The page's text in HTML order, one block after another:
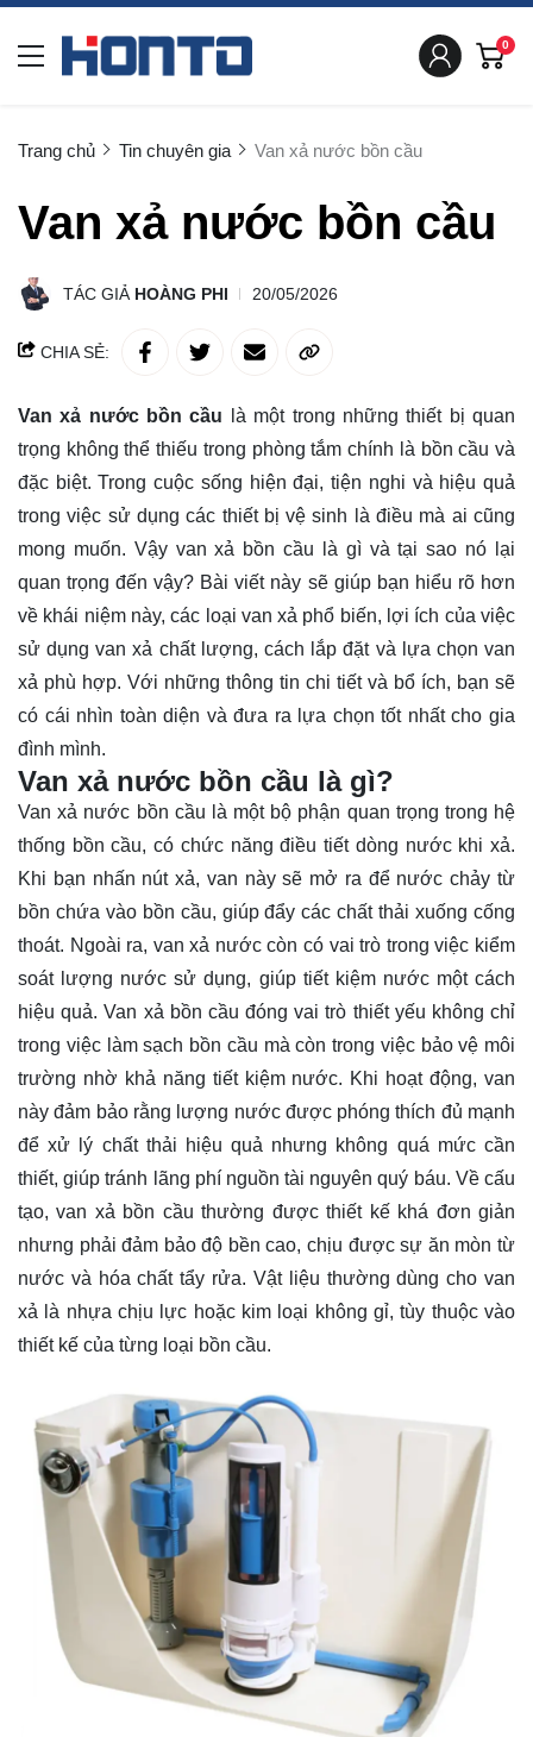
0
Trang chủ Tin chuyên gia Van xả nước bồn cầu
Van xả nước bồn cầu
TÁC GIẢ HOÀNG PHI 20/05/2026
CHIA SẺ:
Van xả nước bồn cầu là một trong những thiết bị quan
trọng không thể thiếu trong phòng tắm chính là bồn cầu và
đặc biệt. Trong cuộc sống hiện đại, tiện nghi và hiệu quả
trong việc sử dụng các thiết bị vệ sinh là điều mà ai cũng
mong muốn. Vậy van xả bồn cầu là gì và tại sao nó lại
quan trọng đến vậy? Bài viết này sẽ giúp bạn hiểu rõ hơn
về khái niệm này, các loại van xả phổ biến, lợi ích của việc
sử dụng van xả chất lượng, cách lắp đặt và lựa chọn van
xả phù hợp. Với những thông tin chi tiếtvà bổ ích, bạn sẽ
có cái nhìn toàn diện và đưa ra lựa chọn tốt nhất cho gia
đình mình.
Van xả nước bồn cầu là gì?
Van xả nước bồn cầu là một bộ phận quan trọng trong hệ
thống bồn cầu, có chức năng điều tiết dòng nước khi xả.
Khi bạn nhấn nút xả, van này sẽ mở ra để nước chảy từ
bồn chứa vào bồn cầu, giúp đẩy các chất thải xuống cống
thoát. Ngoài ra, van xả nước còn có vai trò trong việc kiểm
soát lượng nước sử dụng, giúp tiết kiệm nước một cách
hiệu quả. Van xả bồn cầu đóng vai trò thiết yếu không chỉ
trong việc làm sạch bồn cầu mà còn trong việc bảo vệ môi
trường nhờ khả năng tiết kiệm nước. Khi hoạt động, van
này đảm bảo rằng lượng nước được phóng thích đủ mạnh
để xử lý chất thải hiệu quả nhưng không quá mức cần
thiết, giúp tránh lãng phí nguồn tài nguyên quý báu. Về cấu
tạo, van xả bồn cầu thường được thiết kế khá đơn giản
nhưng phải đảm bảo độ bền cao, chịu được sự ăn mòn từ
nước và hóa chất tẩy rửa. Vật liệu thường dùng cho van
xả là nhựa chịu lực hoặc kim loại không gỉ, tùy thuộc vào
thiết kế của từng loại bồn cầu.